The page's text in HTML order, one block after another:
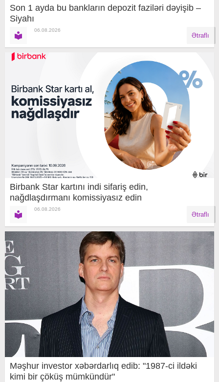
Son 1 ayda bu bankların depozit faziləri dəyişib –
Siyahı
06.08.2026
Ətraflı
Birbank Star kartını indi sifariş edin,
nağdlaşdırmanı komissiyasız edin
06.08.2026
Ətraflı
Məşhur investor xəbərdarlıq edib: "1987-ci ildəki
kimi bir çöküş mümkündür"